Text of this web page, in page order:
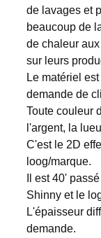
de lavages et
beaucoup de
de chaleur
sur leurs
Le matériel
demande de
Toute couleur
l'argent, la
C'est le 2D
loog/marque.
Il est 40'
Shinny et le
L'épaisseur
demande.